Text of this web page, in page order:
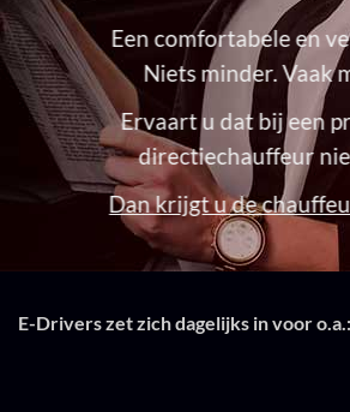
Een comfortabele en
Niets minder. Vaak
Ervaart u dat bij een
directiechauffeur
Dan krijgt u de
E-Drivers zet zich dagelijks in voor o.a.: